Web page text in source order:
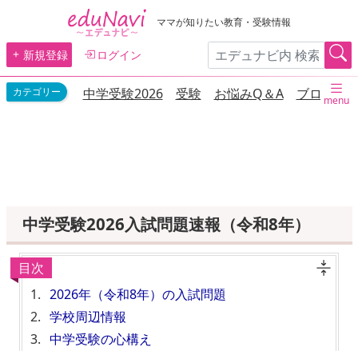
ママが知りたい教育・受験情報
新規登録 ログイン
中学受験2026 受験 お悩みQ＆A ブログmenu
中学受験2026入試問題速報（令和8年）
目次
2026年（令和8年）の入試問題
学校周辺情報
中学受験の心構え